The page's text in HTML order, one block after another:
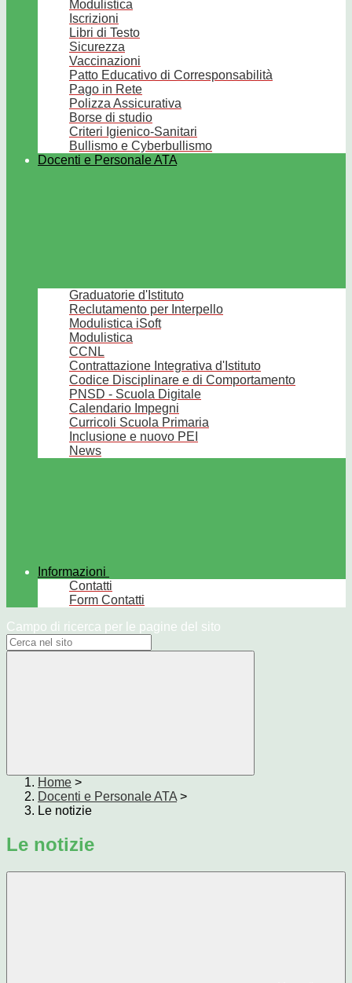
Modulistica
Iscrizioni
Libri di Testo
Sicurezza
Vaccinazioni
Patto Educativo di Corresponsabilità
Pago in Rete
Polizza Assicurativa
Borse di studio
Criteri Igienico-Sanitari
Bullismo e Cyberbullismo
Docenti e Personale ATA
Graduatorie d'Istituto
Reclutamento per Interpello
Modulistica iSoft
Modulistica
CCNL
Contrattazione Integrativa d'Istituto
Codice Disciplinare e di Comportamento
PNSD - Scuola Digitale
Calendario Impegni
Curricoli Scuola Primaria
Inclusione e nuovo PEI
News
Informazioni
Contatti
Form Contatti
Campo di ricerca per le pagine del sito
Home >
Docenti e Personale ATA >
Le notizie
Le notizie